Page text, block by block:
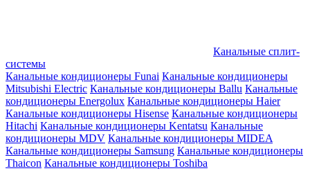
Канальные сплит-
системы
Канальные кондиционеры Funai Канальные кондиционеры
Mitsubishi Electric Канальные кондиционеры Ballu Канальные
кондиционеры Energolux Канальные кондиционеры Haier
Канальные кондиционеры Hisense Канальные кондиционеры
Hitachi Канальные кондиционеры Kentatsu Канальные
кондиционеры MDV Канальные кондиционеры MIDEA
Канальные кондиционеры Samsung Канальные кондиционеры
Thaicon Канальные кондиционеры Toshiba